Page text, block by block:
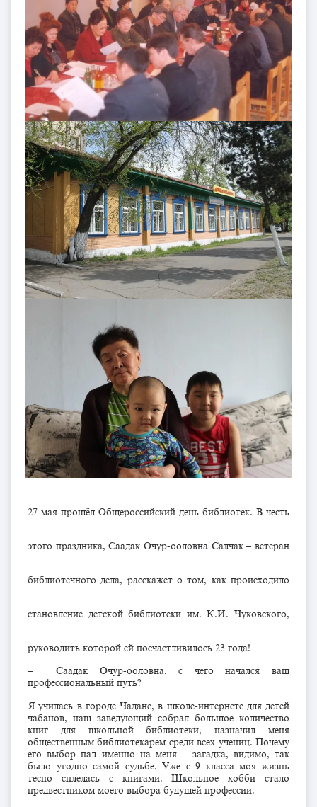
27 мая прошёл Общероссийский день библиотек. В честь
этого праздника, Саадак Очур-ооловна Салчак – ветеран
библиотечного дела, расскажет о том, как происходило
становление детской библиотеки им. К.И. Чуковского,
руководить которой ей посчастливилось 23 года!
– Саадак Очур-ооловна, с чего начался ваш
профессиональный путь?
Я училась в городе Чадане, в школе-интернете для детей
чабанов, наш заведующий собрал большое количество
книг для школьной библиотеки, назначил меня
общественным библиотекарем среди всех учениц. Почему
его выбор пал именно на меня – загадка, видимо, так
было угодно самой судьбе. Уже с 9 класса моя жизнь
тесно сплелась с книгами. Школьное хобби стало
предвестником моего выбора будущей профессии.